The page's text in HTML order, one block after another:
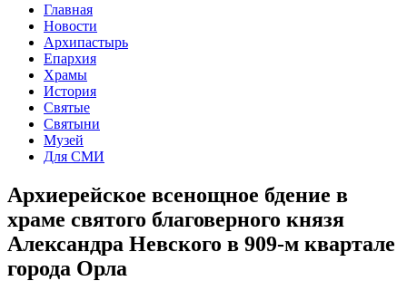
Главная
Новости
Архипастырь
Епархия
Храмы
История
Святые
Святыни
Музей
Для СМИ
Архиерейское всенощное бдение в
храме святого благоверного князя
Александра Невского в 909-м квартале
города Орла